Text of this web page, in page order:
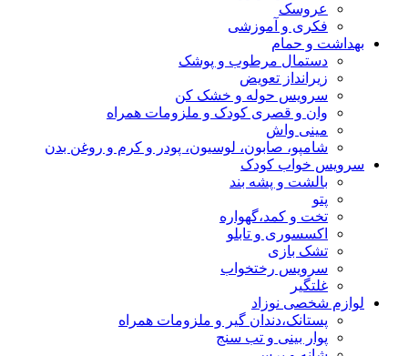
عروسک
فکری و آموزشی
بهداشت و حمام
دستمال مرطوب و پوشک
زیرانداز تعویض
سرویس حوله و خشک کن
وان و قصری کودک و ملزومات همراه
مینی واش
شامپو، صابون، لوسیون، پودر و کرم و روغن بدن
سرویس خواب کودک
بالشت و پشه بند
پتو
تخت و کمد،گهواره
اکسسوری و تابلو
تشک بازی
سرویس رختخواب
غلتگیر
لوازم شخصی نوزاد
پستانک،دندان گیر و ملزومات همراه
پوار بینی و تب سنج